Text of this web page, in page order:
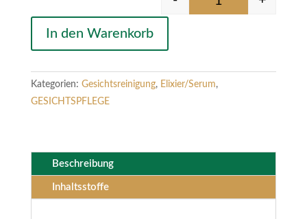
Trauben-Elixier
In den Warenkorb
Kategorien: Gesichtsreinigung, Elixier/Serum,
GESICHTSPFLEGE
Beschreibung
Inhaltsstoffe